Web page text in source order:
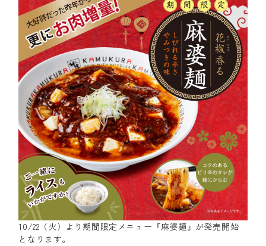
10/22（火）より期間限定メニュー『麻婆麺』が発売開始
となります。